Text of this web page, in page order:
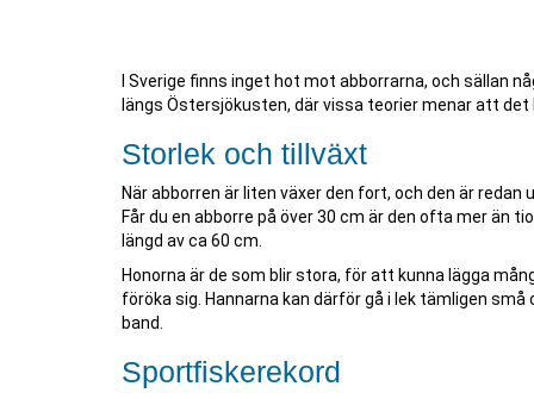
I Sverige finns inget hot mot abborrarna, och sällan
längs Östersjökusten, där vissa teorier menar att det
Storlek och tillväxt
När abborren är liten växer den fort, och den är
Får du en abborre på över 30 cm är den ofta mer än
längd av ca 60 cm.
Honorna är de som blir stora, för att kunna lägga
föröka sig. Hannarna kan därför gå i lek tämligen
band.
Sportfiskerekord